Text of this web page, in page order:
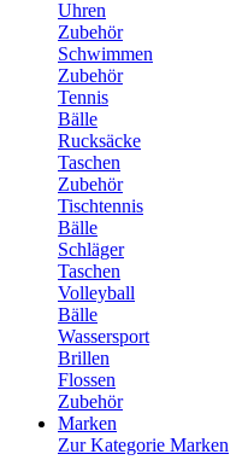
Uhren
Zubehör
Schwimmen
Zubehör
Tennis
Bälle
Rucksäcke
Taschen
Zubehör
Tischtennis
Bälle
Schläger
Taschen
Volleyball
Bälle
Wassersport
Brillen
Flossen
Zubehör
Marken
Zur Kategorie Marken